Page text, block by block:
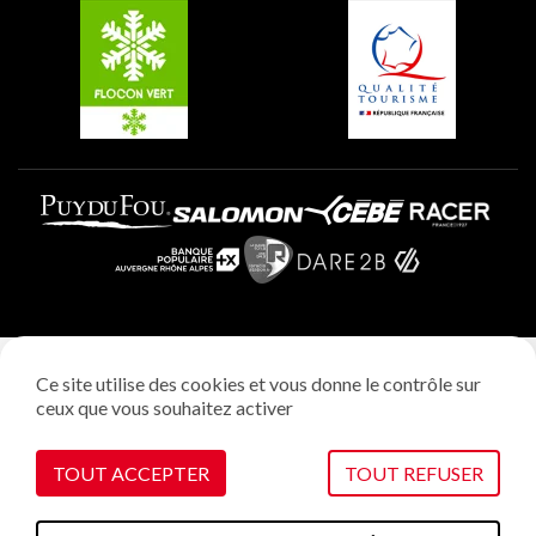
Plagne Villages
Plagne Aime 2000
Gestion des cookies
Ce site utilise des cookies et vous donne le contrôle sur
ceux que vous souhaitez activer
TOUT ACCEPTER TOUT REFUSER